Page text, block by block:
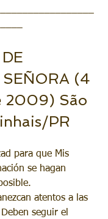
(4
2009) São
PR
para que Mis
se hagan
atentos a las
seguir el